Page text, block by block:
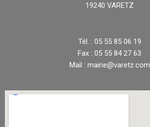
19240 VARETZ
Tél. : 05 55 85 06 19
Fax : 05 55 84 27 63
Mail : mairie@varetz.com